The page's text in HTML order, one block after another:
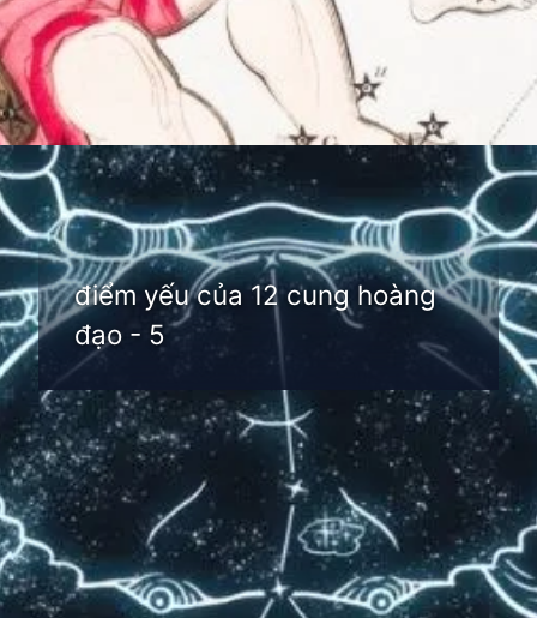
Đang mở https://thienvanhoc.edu.vn/diem-yeu-cua-12-cung-hoang-dao
điểm yếu của 12 cung hoàng
đạo - 5